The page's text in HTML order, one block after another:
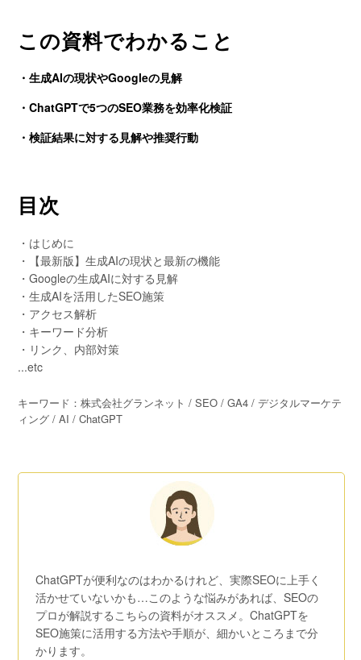
この資料でわかること
・生成AIの現状やGoogleの見解
・ChatGPTで5つのSEO業務を効率化検証
・検証結果に対する見解や推奨行動
目次
・はじめに
・【最新版】生成AIの現状と最新の機能
・Googleの生成AIに対する見解
・生成AIを活用したSEO施策
・アクセス解析
・キーワード分析
・リンク、内部対策
...etc
キーワード：株式会社グランネット / SEO / GA4 / デジタルマーケテ
ィング / AI / ChatGPT
ChatGPTが便利なのはわかるけれど、実際SEOに上手く
活かせていないかも…このような悩みがあれば、SEOの
プロが解説するこちらの資料がオススメ。ChatGPTを
SEO施策に活用する方法や手順が、細かいところまで分
かります。